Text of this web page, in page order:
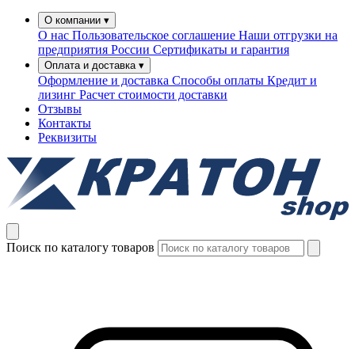
О компании ▾
О нас Пользовательское соглашение Наши отгрузки на
предприятия России Сертификаты и гарантия
Оплата и доставка ▾
Оформление и доставка Способы оплаты Кредит и
лизинг Расчет стоимости доставки
Отзывы
Контакты
Реквизиты
Поиск по каталогу товаров